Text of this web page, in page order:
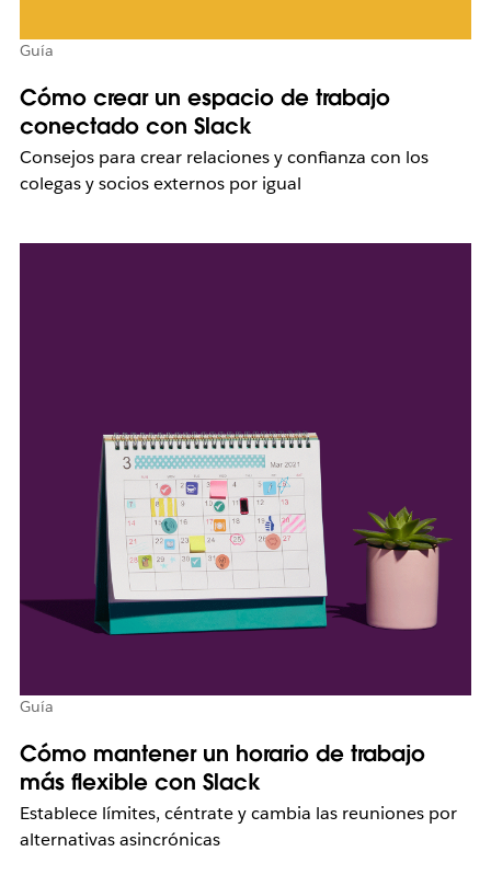
Guía
Cómo crear un espacio de trabajo
conectado con Slack
Consejos para crear relaciones y confianza con los
colegas y socios externos por igual
Guía
Cómo mantener un horario de trabajo
más flexible con Slack
Establece límites, céntrate y cambia las reuniones por
alternativas asincrónicas